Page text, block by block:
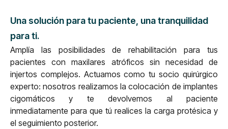
Una solución para tu paciente, una tranquilidad
para ti.
Amplía las posibilidades de rehabilitación para tus
pacientes con maxilares atróficos sin necesidad de
injertos complejos. Actuamos como tu socio quirúrgico
experto: nosotros realizamos la colocación de implantes
cigomáticos y te devolvemos al paciente
inmediatamente para que tú realices la carga protésica y
el seguimiento posterior.